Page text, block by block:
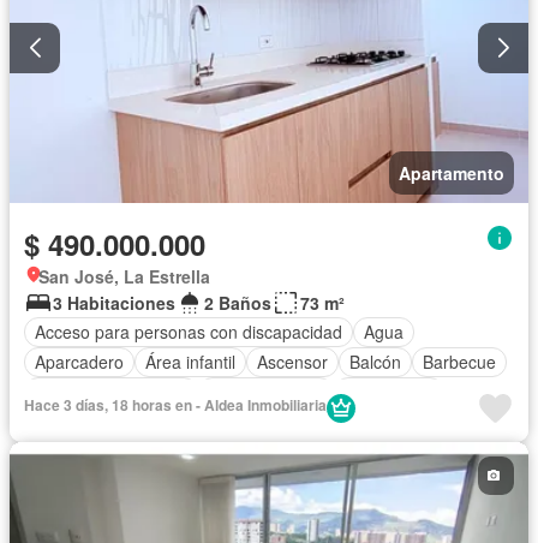
Apartamento
$ 490.000.000
San José, La Estrella
3 Habitaciones
2 Baños
73 m²
Acceso para personas con discapacidad
Agua
Aparcadero
Área infantil Ascensor Balcón
Barbecue
Gas natural
Hace 3 días, 18 horas en - Aldea Inmobiliaria